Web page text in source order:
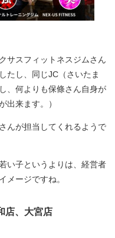
サスフィットネスジムさん
たし、同じJC（さいたま
、何よりも保條さん自身が
出来ます。）
んが担当してくれるようで
い子というよりは、経営者
メージですね。
店、大宮店